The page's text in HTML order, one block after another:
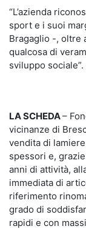
“L’azienda
sport e i suoi
Bragaglio -, oltre
qualcosa di
sviluppo sociale”.
LA SCHEDA–
vicinanze di
vendita di
spessori e,
anni di attività,
immediata di
riferimento
grado di
rapidi e con